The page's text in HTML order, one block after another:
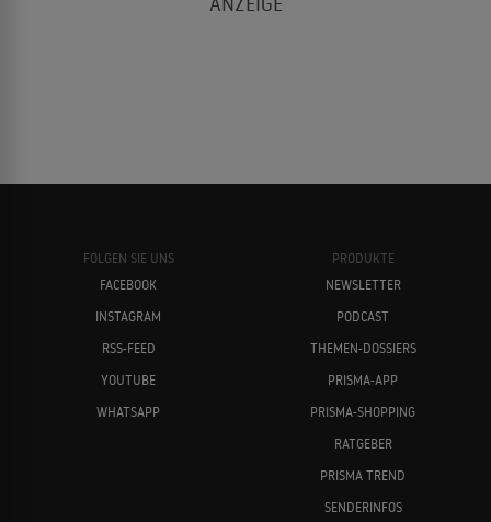
FOLGEN SIE UNS
FACEBOOK
INSTAGRAM
RSS-FEED
YOUTUBE
WHATSAPP
PRODUKTE
NEWSLETTER
PODCAST
THEMEN-DOSSIERS
PRISMA-APP
PRISMA-SHOPPING
RATGEBER
PRISMA TREND
SENDERINFOS